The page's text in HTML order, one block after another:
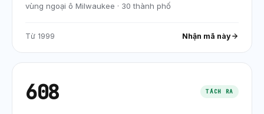
vùng ngoại ô Milwaukee · 30 thành phố
Từ 1999 Nhận mã này
608 TÁCH RA